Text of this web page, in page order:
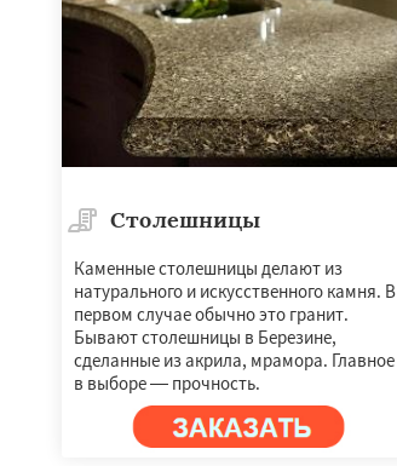
Столешницы
Каменные столешницы делают из
натурального и искусственного камня. В
первом случае обычно это гранит.
Бывают столешницы в Березине,
сделанные из акрила, мрамора. Главное
в выборе — прочность.